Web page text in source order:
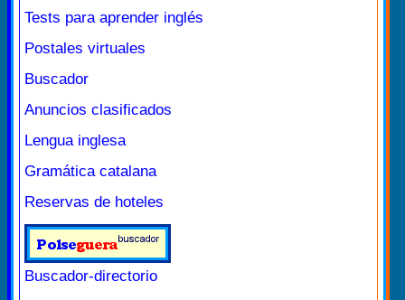
Tests para aprender inglés
Postales virtuales
Buscador
Anuncios clasificados
Lengua inglesa
Gramática catalana
Reservas de hoteles
Buscador-directorio